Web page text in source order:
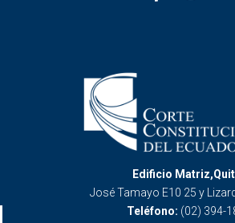
Edificio
José Tamayo E10 25 y
Teléfono: (02) 394-